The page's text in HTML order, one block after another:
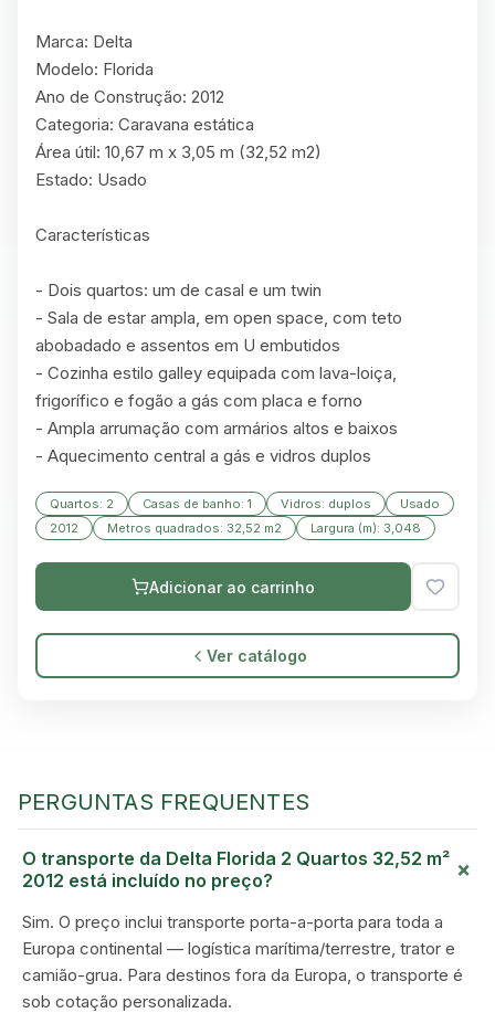
GREEN VILLAGE
Marca: Delta
Modelo: Florida
Ano de Construção: 2012
Categoria: Caravana estática
Área útil: 10,67 m x 3,05 m (32,52 m2)
Estado: Usado
Características
- Dois quartos: um de casal e um twin
- Sala de estar ampla, em open space, com teto
abobadado e assentos em U embutidos
- Cozinha estilo galley equipada com lava-loiça,
frigorífico e fogão a gás com placa e forno
- Ampla arrumação com armários altos e baixos
- Aquecimento central a gás e vidros duplos
Quartos: 2 Casas de banho: 1 Vidros: duplos
Usado
2012
Metros quadrados: 32,52 m2 Largura (m): 3,048
Adicionar ao carrinho
Ver catálogo
PERGUNTAS FREQUENTES
O transporte da Delta Florida 2 Quartos 32,52 m²
2012 está incluído no preço?
+
Sim. O preço inclui transporte porta-a-porta para toda a
Europa continental — logística marítima/terrestre, trator e
camião-grua. Para destinos fora da Europa, o transporte é
sob cotação personalizada.